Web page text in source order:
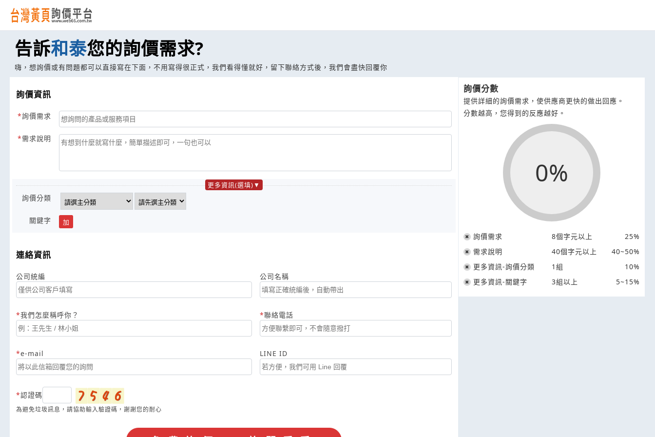
告訴和泰您的詢價需求?
嗨，想詢價或有問題都可以直接寫在下面，不用寫得很正式，我們看得懂就好，留下聯絡方式後，我們會盡快回覆你
詢價資訊
詢價需求
需求說明
更多資訊(選填)
詢價分類
關鍵字 加
連絡資訊
公司統編 公司名稱
我們怎麼稱呼你？ 聯絡電話
e-mail LINE ID
認證碼
為避免垃圾訊息，請協助輸入驗證碼，謝謝您的耐心
詢價分數
提供詳細的詢價需求，使供應商更快的做出回應。
分數越高，您得到的反應越好。
0%
詢價需求 8個字元以上
25%
需求說明
40個字元以上
40~50%
更多資訊-詢價分類
1組
10%
更多資訊-關鍵字
3組以上 5~15%